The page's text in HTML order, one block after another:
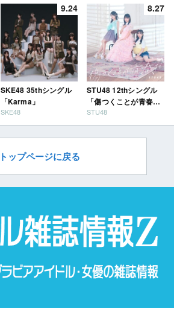
9.24
SKE48 35thシングル
「Karma」
SKE48
8.27
STU48 12thシングル
「傷つくことが青春
だ」
STU48
トップページに戻る